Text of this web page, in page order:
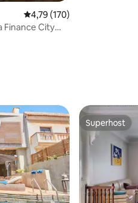
Gemiddelde beoordeling
4,79 (170)
Finance City
Superhost
Superhost